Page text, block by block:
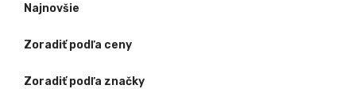
Najnovšie
Zoradiť podľa ceny
Zoradiť podľa značky